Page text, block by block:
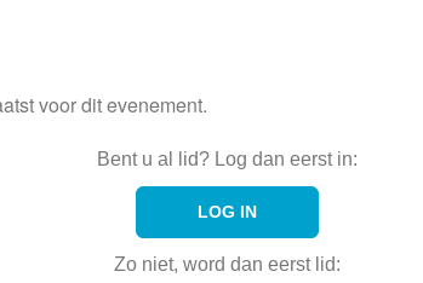
voor dit evenement.
Bent u al lid? Log dan eerst in:
LOG IN
Zo niet, word dan eerst lid: